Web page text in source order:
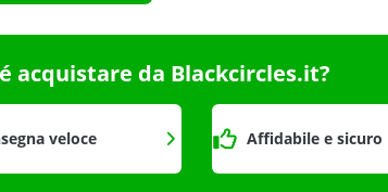
acquistare da Blackcircles.it?
veloce Affidabile e sicuro